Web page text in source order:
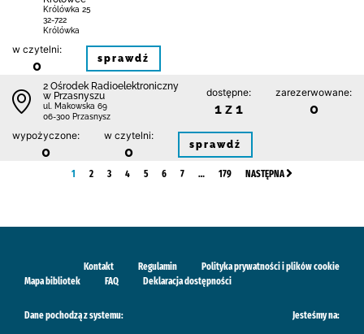
Królówka 25
32-722
Królówka
w czytelni:
0 sprawdź
2 Ośrodek Radioelektroniczny
w Przasnyszu
ul. Makowska 69
06-300 Przasnysz
dostępne:
1 z 1
zarezerwowane:
0
wypożyczone:
0
w czytelni:
0 sprawdź
1 2 3 4 5 6 7 … 179 NASTĘPNA
Kontakt Regulamin
Polityka prywatności i plików cookie
Mapa bibliotek
FAQ Deklaracja dostępności
Dane pochodzą z systemu: Jesteśmy na: